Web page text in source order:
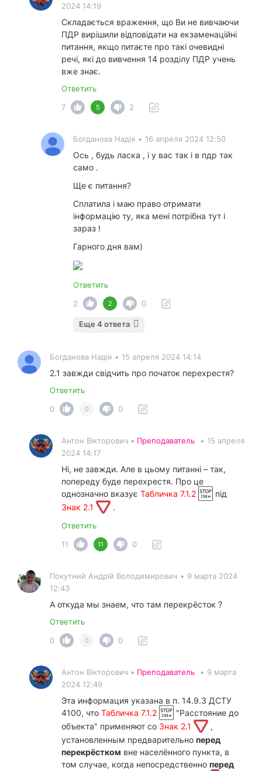
2024 14:19
Складається враження, що Ви не вивчаючи
ПДР вирішили відповідати на екзаменаційні
питання, якщо питаєте про такі очевидні
речі, які до вивчення 14 розділу ПДР учень
вже знає.
Ответить
7
5 2
Богданова Надія • 16 апреля 2024 12:50
Ось , будь ласка , і у вас так і в пдр так
само .
Ще є питання?
Сплатила і маю право отримати
інформацію ту, яка мені потрібна тут і
зараз !
Гарного дня вам)
Ответить
2
2 0
Еще 4 ответа
Богданова Надія • 15 апреля 2024 14:14
2.1 завжди свідчить про початок перехрестя?
Ответить
0
0 0
Антон Вікторович • Преподаватель • 15 апреля
2024 14:17
Ні, не завжди. Але в цьому питанні – так,
попереду буде перехрестя. Про це
однозначно вказує Табличка 7.1.2
під
Знак 2.1
.
Ответить
11
11 0
Покутний Андрiй Володимирович • 9 марта 2024
12:43
А откуда мы знаем, что там перекрёсток ?
Ответить
0
0 0
Антон Вікторович • Преподаватель • 9 марта
2024 12:49
Эта информация указана в п. 14.9.3 ДСТУ
4100, что Табличка 7.1.2
"Расстояние до
объекта" применяют со Знак 2.1
,
установленным предварительно перед
перекрёстком вне населённого пункта, в
том случае, когда непосредственно перед